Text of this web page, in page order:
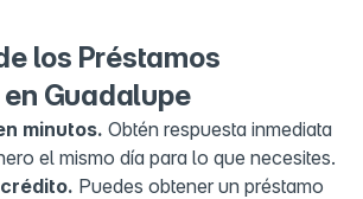
Fe
XXI 550, La Fe, 98615 Guadalupe,
los Préstamos
Guadalupe
minutos. Obtén respuesta inmediata
el mismo día para lo que necesites.
Puedes obtener un préstamo